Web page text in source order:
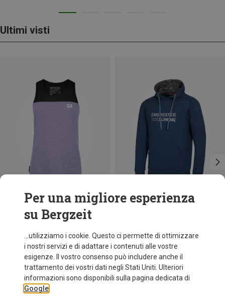
Ultimi visti
Risparmi 20%
Per una migliore esperienza
su Bergzeit
...utilizziamo i cookie. Questo ci permette di ottimizzare
i nostri servizi e di adattare i contenuti alle vostre
esigenze. Il vostro consenso può includere anche il
trattamento dei vostri dati negli Stati Uniti. Ulteriori
informazioni sono disponibili sulla pagina dedicata di
Google